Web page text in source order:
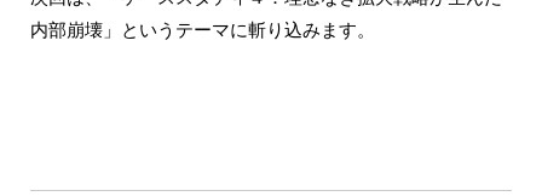
内部崩壊」というテーマに斬り込みます。